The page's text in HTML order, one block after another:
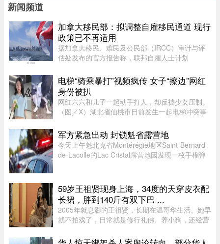
新闻频道
加拿大移民部：拟调整自雇移民通道 现行
政策已不再适用
据加拿大移民、难民及公民部（IRCC）审计与评
估处发布的官方报告称，联邦自雇人士计划
处理周期的困扰，主要原因是该计划“项目目标不
明确，资格标准过于宽泛”。SEPP 是 ...
电梯“骑乘暴打”视频疯传 女子“擦边”网红
身份被扒
网红六六和儿子一起动手打人，却反被少女压制。
（图／X）湖北省仙桃市日前发生一起电梯冲突事
少女催促，心生不满竟先动手攻击，更教唆儿
子“帮我打她”。不料，她反遭 ...
军方紧急出动 封锁魁省露营地
今天上午魁北克省Montérégie地区Saint-Bernard-
de-Lacolle的Lac Cristal露营地因发现一枚手榴弹
历史，目前对露营者没有 ...
59岁王祖贤现身上海，34度的天穿皮衣配
长裙，胖到140斤有双下巴 ...
2005年就息影的王祖贤，长期在温哥华生活。她早
就不拍戏了，日常就是修行礼佛、养小狗，还经营
活动。8月5日，网友在上海机场偶遇王祖贤。34度